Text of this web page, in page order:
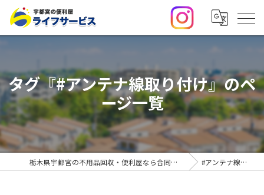
タグ『#アンテナ線取り付け』のペ
ージ一覧
栃木県宇都宮の不用品回収・便利屋なら合同会社ライフサービス #アンテナ線取り付け